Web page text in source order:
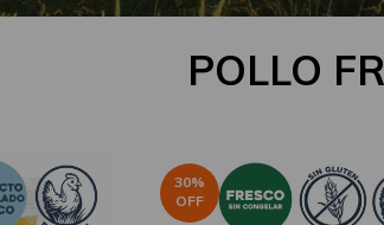
POLLO
30%
OFF